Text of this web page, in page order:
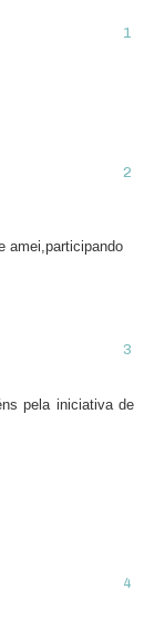
amei,participando
pela iniciativa de